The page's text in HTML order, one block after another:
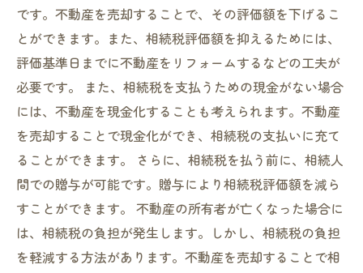
です。不動産を売却することで、その評価額を下げるこ
とができます。また、相続税評価額を抑えるためには、
評価基準日までに不動産をリフォームするなどの工夫が
必要です。 また、相続税を支払うための現金がない場合
には、不動産を現金化することも考えられます。不動産
を売却することで現金化ができ、相続税の支払いに充て
ることができます。 さらに、相続税を払う前に、相続人
間での贈与が可能です。贈与により相続税評価額を減ら
すことができます。 不動産の所有者が亡くなった場合に
は、相続税の負担が発生します。しかし、相続税の負担
を軽減する方法があります。不動産を売却することで相